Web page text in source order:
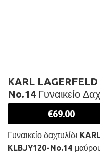
KARL
No.14 Γυναικείο
€69.00
Γυναικείο δαχτυλίδι
KLBJY120-No.14